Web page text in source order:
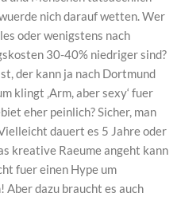
nich darauf wetten. Wer
oder wenigstens nach
30-40% niedriger sind?
der kann ja nach Dortmund
klingt ‚Arm, aber sexy‘ fuer
eher peinlich? Sicher, man
dauert es 5 Jahre oder
kreative Raeume angeht kann
fuer einen Hype um
Aber dazu braucht es auch